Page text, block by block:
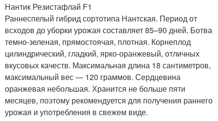
Нантик Резистафлай F1
Раннеспелый гибрид сортотипа Нантская. Период от
всходов до уборки урожая составляет 85–90 дней. Ботва
темно-зеленая, прямостоячая, плотная. Корнеплод
цилиндрический, гладкий, ярко-оранжевый, отличных
вкусовых качеств. Максимальная длина 18 сантиметров,
максимальный вес — 120 граммов. Сердцевина
оранжевая небольшая. Хранится не больше пяти
месяцев, поэтому рекомендуется для получения раннего
урожая и употребления в свежем виде.